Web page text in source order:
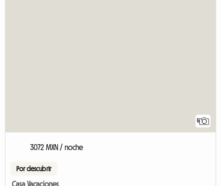
5
3072 MXN / noche
Por descubrir
Casa Vacaciones